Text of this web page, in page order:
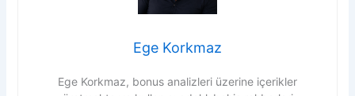
Ege Korkmaz
Ege Korkmaz, bonus analizleri üzerine içerikler